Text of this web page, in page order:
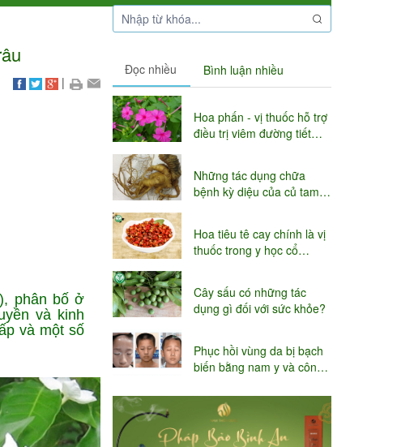
|
phân bố ở
và kinh
và một số
Đọc nhiều Bình luận nhiều
Hoa phấn - vị thuốc hỗ trợ
điều trị viêm đường tiết
Những tác dụng chữa
bệnh kỳ diệu của củ tam
Hoa tiêu tê cay chính là vị
thuốc trong y học cổ
Cây sấu có những tác
dụng gì đối với sức khỏe?
Phục hồi vùng da bị bạch
biến bằng nam y và công